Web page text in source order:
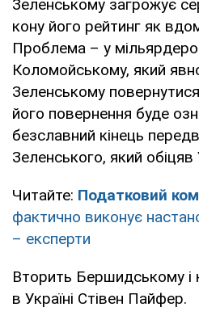
Зеленському загрожує
кону його рейтинг як
Проблема – у
Коломойському, який
Зеленському
його повернення буде
безславний кінець
Зеленського, який обіцяв
Читайте: Податковий
фактично виконує
– експерти
Вторить Бершидському
в Україні Стівен Пайфер.